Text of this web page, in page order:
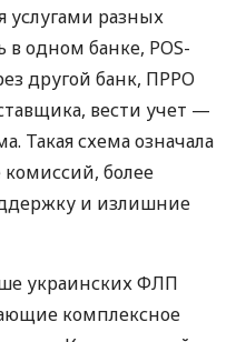
услугами разных
одном банке, POS-
другой банк, ПРРО
вести учет —
Такая схема означала
более
и излишние
украинских ФЛП
комплексное